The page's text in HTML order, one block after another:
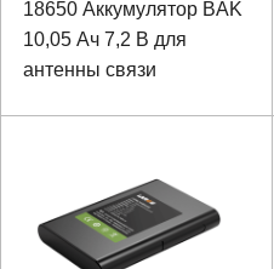
18650 Аккумулятор BAK
10,05 Ач 7,2 В для
антенны связи